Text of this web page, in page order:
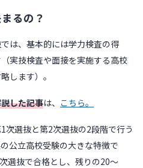
るの？
は、基本的には学力検査の得
実技検査や面接を実施する高校
します）。
した記事は、 こちら。
次選抜と第2次選抜の2段階で行う
公立高校受験の大きな特徴で
選抜で合格とし、残りの20〜